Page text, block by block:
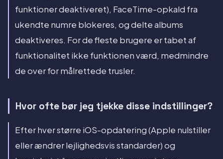
funktioner deaktiveret), FaceTime-opkald fra
ukendte numre blokeres, og delte albums
deaktiveres. For de fleste brugere er tabet af
funktionalitet ikke funktionen værd, medmindre
de over for målrettede trusler.
Hvor ofte bør jeg tjekke disse indstillinger?
Efter hver større iOS-opdatering (Apple nulstiller
eller ændrer lejlighedsvis standarder) og